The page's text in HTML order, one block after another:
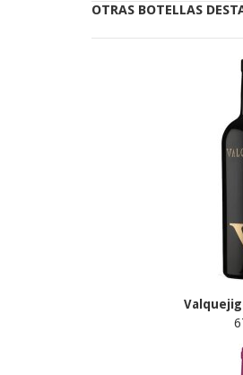
OTRAS BOTELLAS